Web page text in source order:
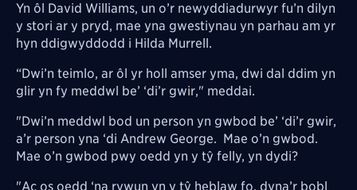
Yn ôl David Williams, un o’r newyddiadurwyr fu’n dilyn
y stori ar y pryd, mae yna gwestiynau yn parhau am yr
hyn ddigwyddodd i Hilda Murrell.
“Dwi’n teimlo, ar ôl yr holl amser yma, dwi dal ddim yn
glir yn fy meddwl be’ ‘di’r gwir," meddai.
"Dwi’n meddwl bod un person yn gwbod be’ ‘di’r gwir,
a’r person yna ‘di Andrew George. Mae o’n gwbod.
Mae o’n gwbod pwy oedd yn y tŷ felly, yn dydi?
"Ac os oedd ‘na rywun yn y tŷ heblaw fo, dyna’r bobl